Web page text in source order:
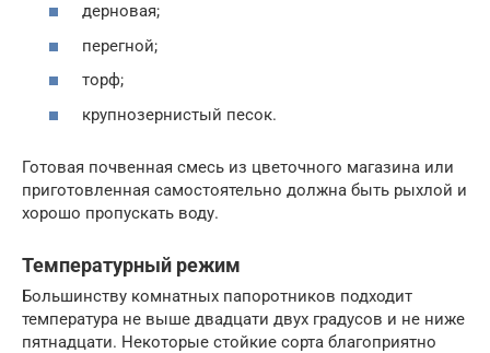
дерновая;
перегной;
торф;
крупнозернистый песок.
Готовая почвенная смесь из цветочного магазина или
приготовленная самостоятельно должна быть рыхлой и
хорошо пропускать воду.
Температурный режим
Большинству комнатных папоротников подходит
температура не выше двадцати двух градусов и не ниже
пятнадцати. Некоторые стойкие сорта благоприятно